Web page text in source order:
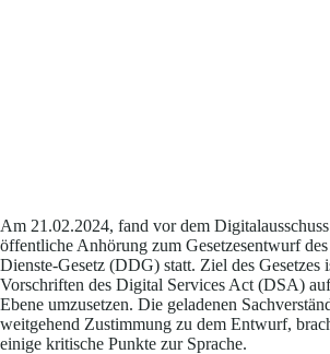
Am 21.02.2024, fand vor dem
öffentliche Anhörung zum Gesetzesentwurf
Dienste-Gesetz (DDG) statt. Ziel des Gesetzes
Vorschriften des Digital Services Act (DSA)
Ebene umzusetzen. Die geladenen
weitgehend Zustimmung zu dem Entwurf,
einige kritische Punkte zur Sprache.